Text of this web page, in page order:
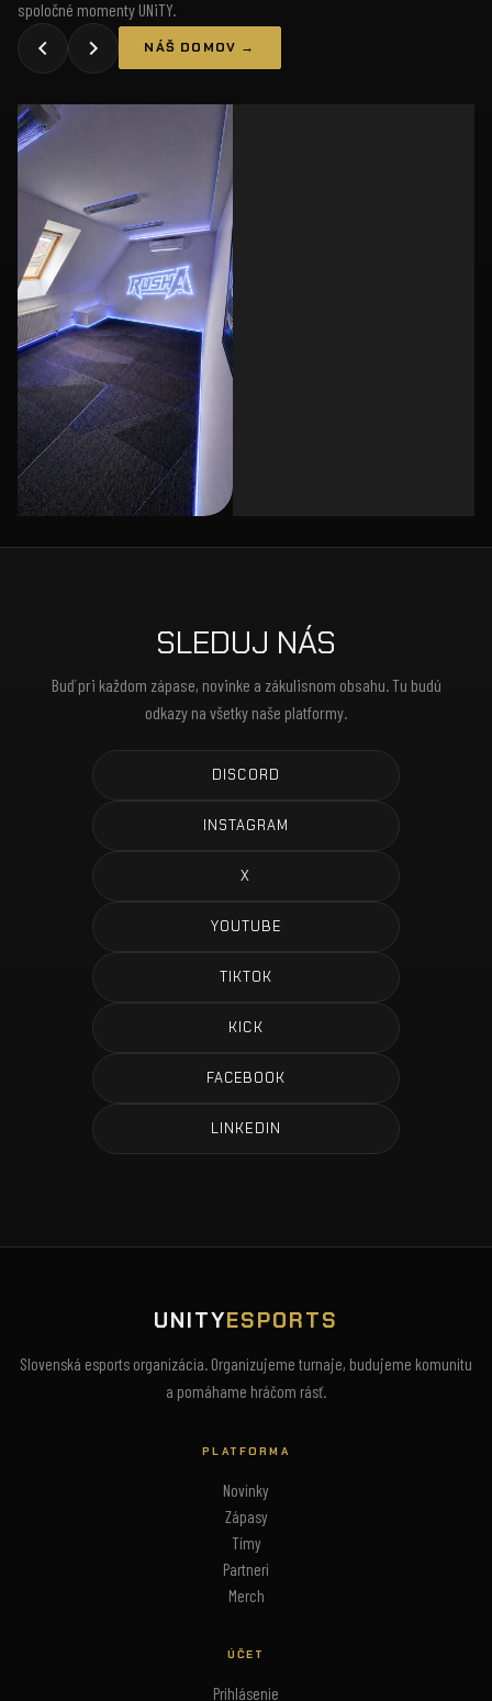
spoločné momenty UNiTY.
NÁŠ DOMOV →
SLEDUJ NÁS
Buď pri každom zápase, novinke a zákulisnom obsahu. Tu budú
odkazy na všetky naše platformy.
DISCORD
INSTAGRAM
X
YOUTUBE
TIKTOK
KICK
FACEBOOK
LINKEDIN
UNITYESPORTS
Slovenská esports organizácia. Organizujeme turnaje, budujeme komunitu
a pomáhame hráčom rásť.
PLATFORMA
Novinky
Zápasy
Tímy
Partneri
Merch
ÚČET
Prihlásenie